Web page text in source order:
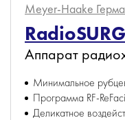
Meyer-Haake
Аппарат
Минимальное
Программа RF-
Деликатное